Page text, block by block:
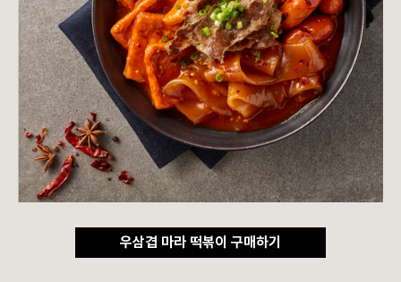
우삼겹 마라 떡볶이 구매하기